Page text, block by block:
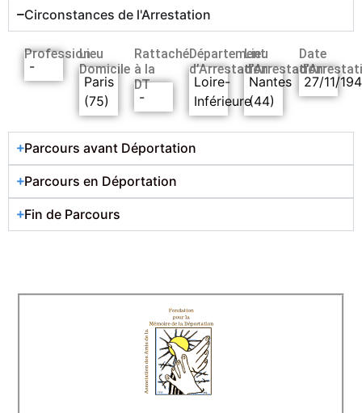
Circonstances de l'Arrestation
Profession
-
Lieu
Domicile
Paris
(75)
Rattaché
à la
DT
-
Département
d’Arrestation
Loire-
Inférieure
Lieu
d’Arrestation
Nantes
(44)
Date
27/11/
Parcours avant Déportation
Parcours en Déportation
Fin de Parcours